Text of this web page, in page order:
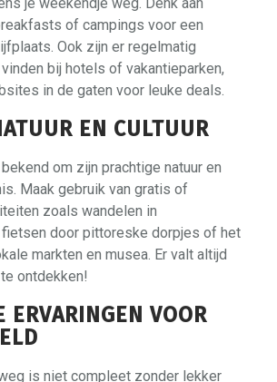
of campings voor een
Ook zijn er regelmatig
bij hotels of vakantieparken,
in de gaten voor leuke deals.
EN CULTUUR
om zijn prachtige natuur en
Maak gebruik van gratis of
zoals wandelen in
fietsen door pittoreske dorpjes of het
markten en musea. Er valt altijd
ontdekken!
ERVARINGEN VOOR
is niet compleet zonder lekker